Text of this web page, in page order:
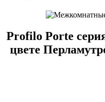
Profilo Porte
цвете